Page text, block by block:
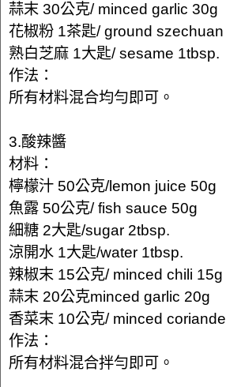
蒜末 30公克/ minced garlic 30g
花椒粉 1茶匙/ ground
熟白芝麻 1大匙/ sesame 1tbsp.
作法：
所有材料混合均勻即可。
3.酸辣醬
材料：
檸檬汁 50公克/lemon juice 50g
魚露 50公克/ fish sauce 50g
細糖 2大匙/sugar 2tbsp.
涼開水 1大匙/water 1tbsp.
辣椒末 15公克/ minced chili 15g
蒜末 20公克minced garlic 20g
香菜末 10公克/ minced
作法：
所有材料混合拌勻即可。